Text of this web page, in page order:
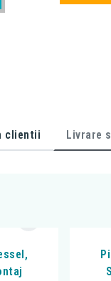
clientii Livrare